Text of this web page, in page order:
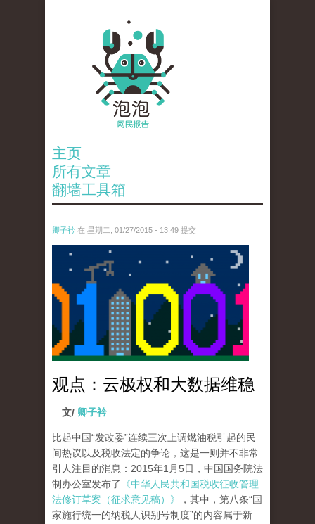
主页
所有文章
翻墙工具箱
卿子衿 在 星期二, 01/27/2015 - 13:49 提交
bigdata2.png
观点：云极权和大数据维稳
文/ 卿子衿
比起中国“发改委”连续三次上调燃油税引起的民
间热议以及税收法定的争论，这是一则并不非常
引人注目的消息：2015年1月5日，中国国务院法
制办公室发布了
《中华人民共和国税收征收管理
法修订草案（征求意见稿）》
，其中，第八条“国
家施行统一的纳税人识别号制度”的内容属于新